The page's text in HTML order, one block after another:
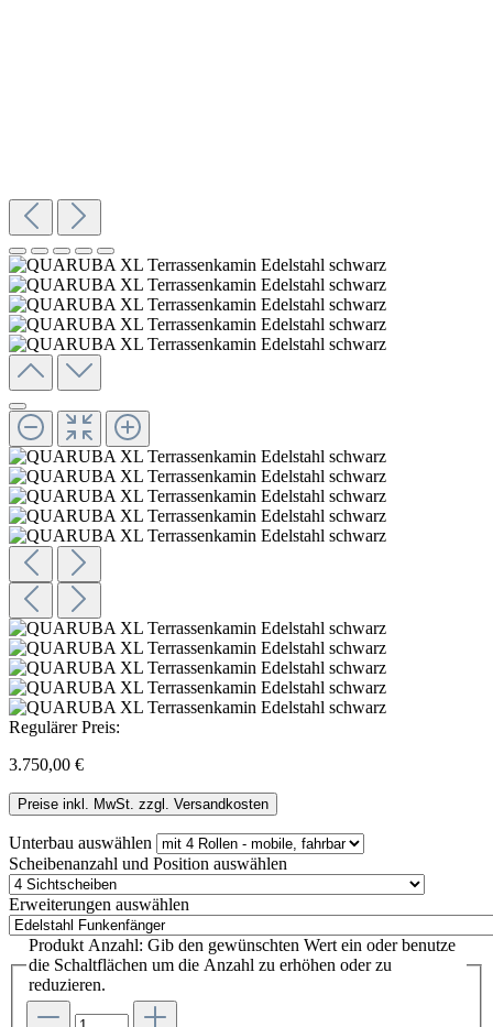
Regulärer Preis:
3.750,00 €
Preise inkl. MwSt. zzgl. Versandkosten
Unterbau auswählen
Scheibenanzahl und Position auswählen
Erweiterungen auswählen
Produkt Anzahl: Gib den gewünschten Wert ein oder benutze
die Schaltflächen um die Anzahl zu erhöhen oder zu
reduzieren.